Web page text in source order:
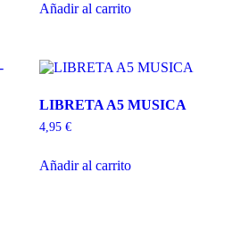
Añadir al carrito
LIBRETA A5 MUSICA
4,95 €
Añadir al carrito